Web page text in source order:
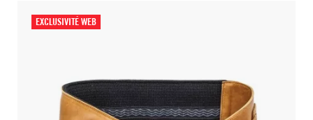
EXCLUSIVITÉ WEB